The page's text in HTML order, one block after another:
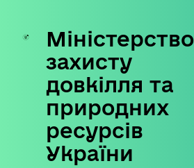
Skip
content
Міністерство
захисту
довкілля та
природних
ресурсів
України